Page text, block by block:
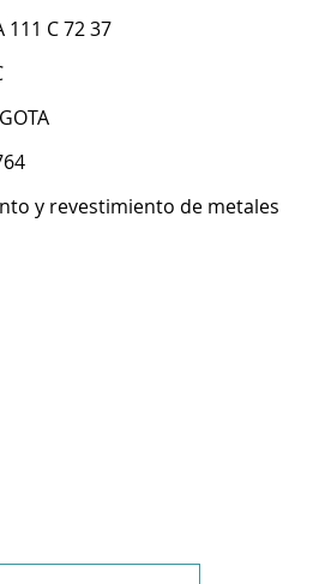
111 C 72 37
y revestimiento de metales